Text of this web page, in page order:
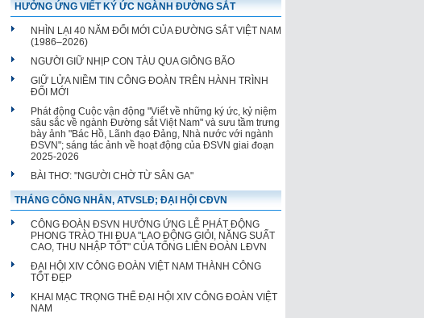
hiện đại của Đường sắt Việt Nam
HƯỞNG ỨNG VIẾT KÝ ỨC NGÀNH ĐƯỜNG SẮT
NHÌN LẠI 40 NĂM ĐỔI MỚI CỦA ĐƯỜNG SẮT VIỆT NAM
(1986–2026)
NGƯỜI GIỮ NHỊP CON TÀU QUA GIÔNG BÃO
GIỮ LỬA NIỀM TIN CÔNG ĐOÀN TRÊN HÀNH TRÌNH
ĐỔI MỚI
Phát động Cuộc vận động "Viết về những ký ức, kỷ niệm
sâu sắc về ngành Đường sắt Việt Nam" và sưu tầm trưng
bày ảnh "Bác Hồ, Lãnh đạo Đảng, Nhà nước với ngành
ĐSVN"; sáng tác ảnh về hoạt động của ĐSVN giai đoạn
2025-2026
BÀI THƠ: "NGƯỜI CHỜ TỪ SÂN GA"
THÁNG CÔNG NHÂN, ATVSLĐ; ĐẠI HỘI CĐVN
CÔNG ĐOÀN ĐSVN HƯỞNG ỨNG LỄ PHÁT ĐỘNG
PHONG TRÀO THI ĐUA "LAO ĐỘNG GIỎI, NĂNG SUẤT
CAO, THU NHẬP TỐT" CỦA TỔNG LIÊN ĐOÀN LĐVN
ĐẠI HỘI XIV CÔNG ĐOÀN VIỆT NAM THÀNH CÔNG
TỐT ĐẸP
KHAI MẠC TRỌNG THỂ ĐẠI HỘI XIV CÔNG ĐOÀN VIỆT
NAM